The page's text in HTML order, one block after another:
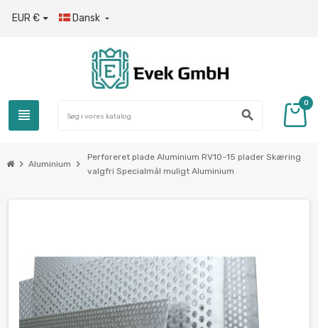
EUR € Dansk 
view_headline search
0
chevron_right Aluminium chevron_right
Perforeret plade Aluminium RV10-15 plader Skæring
valgfri Specialmål muligt Aluminium